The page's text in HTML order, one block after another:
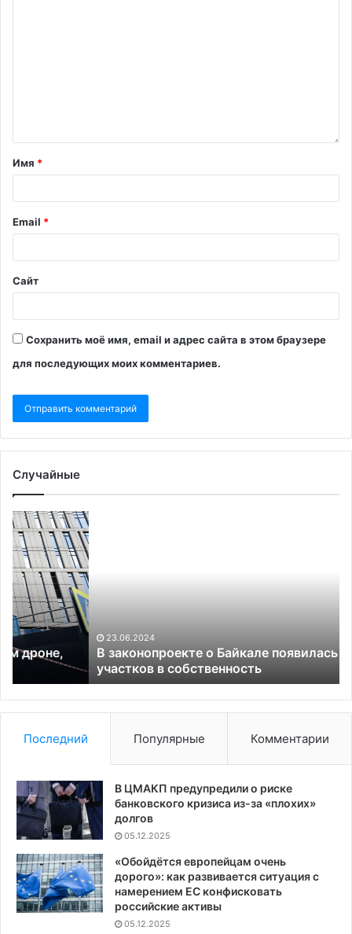
Имя *
Email *
Сайт
Сохранить моё имя, email и адрес сайта в этом браузере
для последующих моих комментариев.
Случайные
В
законопроекте
о
Байкале
появилась
передача
участков
в
собственность
В законопроекте о Байкале появилась передача
участков в собственность
Последний Популярные Комментарии
В ЦМАКП предупредили о риске
банковского кризиса из-за «плохих»
долгов
05.12.2025
«Обойдётся европейцам очень
дорого»: как развивается ситуация с
намерением ЕС конфисковать
российские активы
05.12.2025